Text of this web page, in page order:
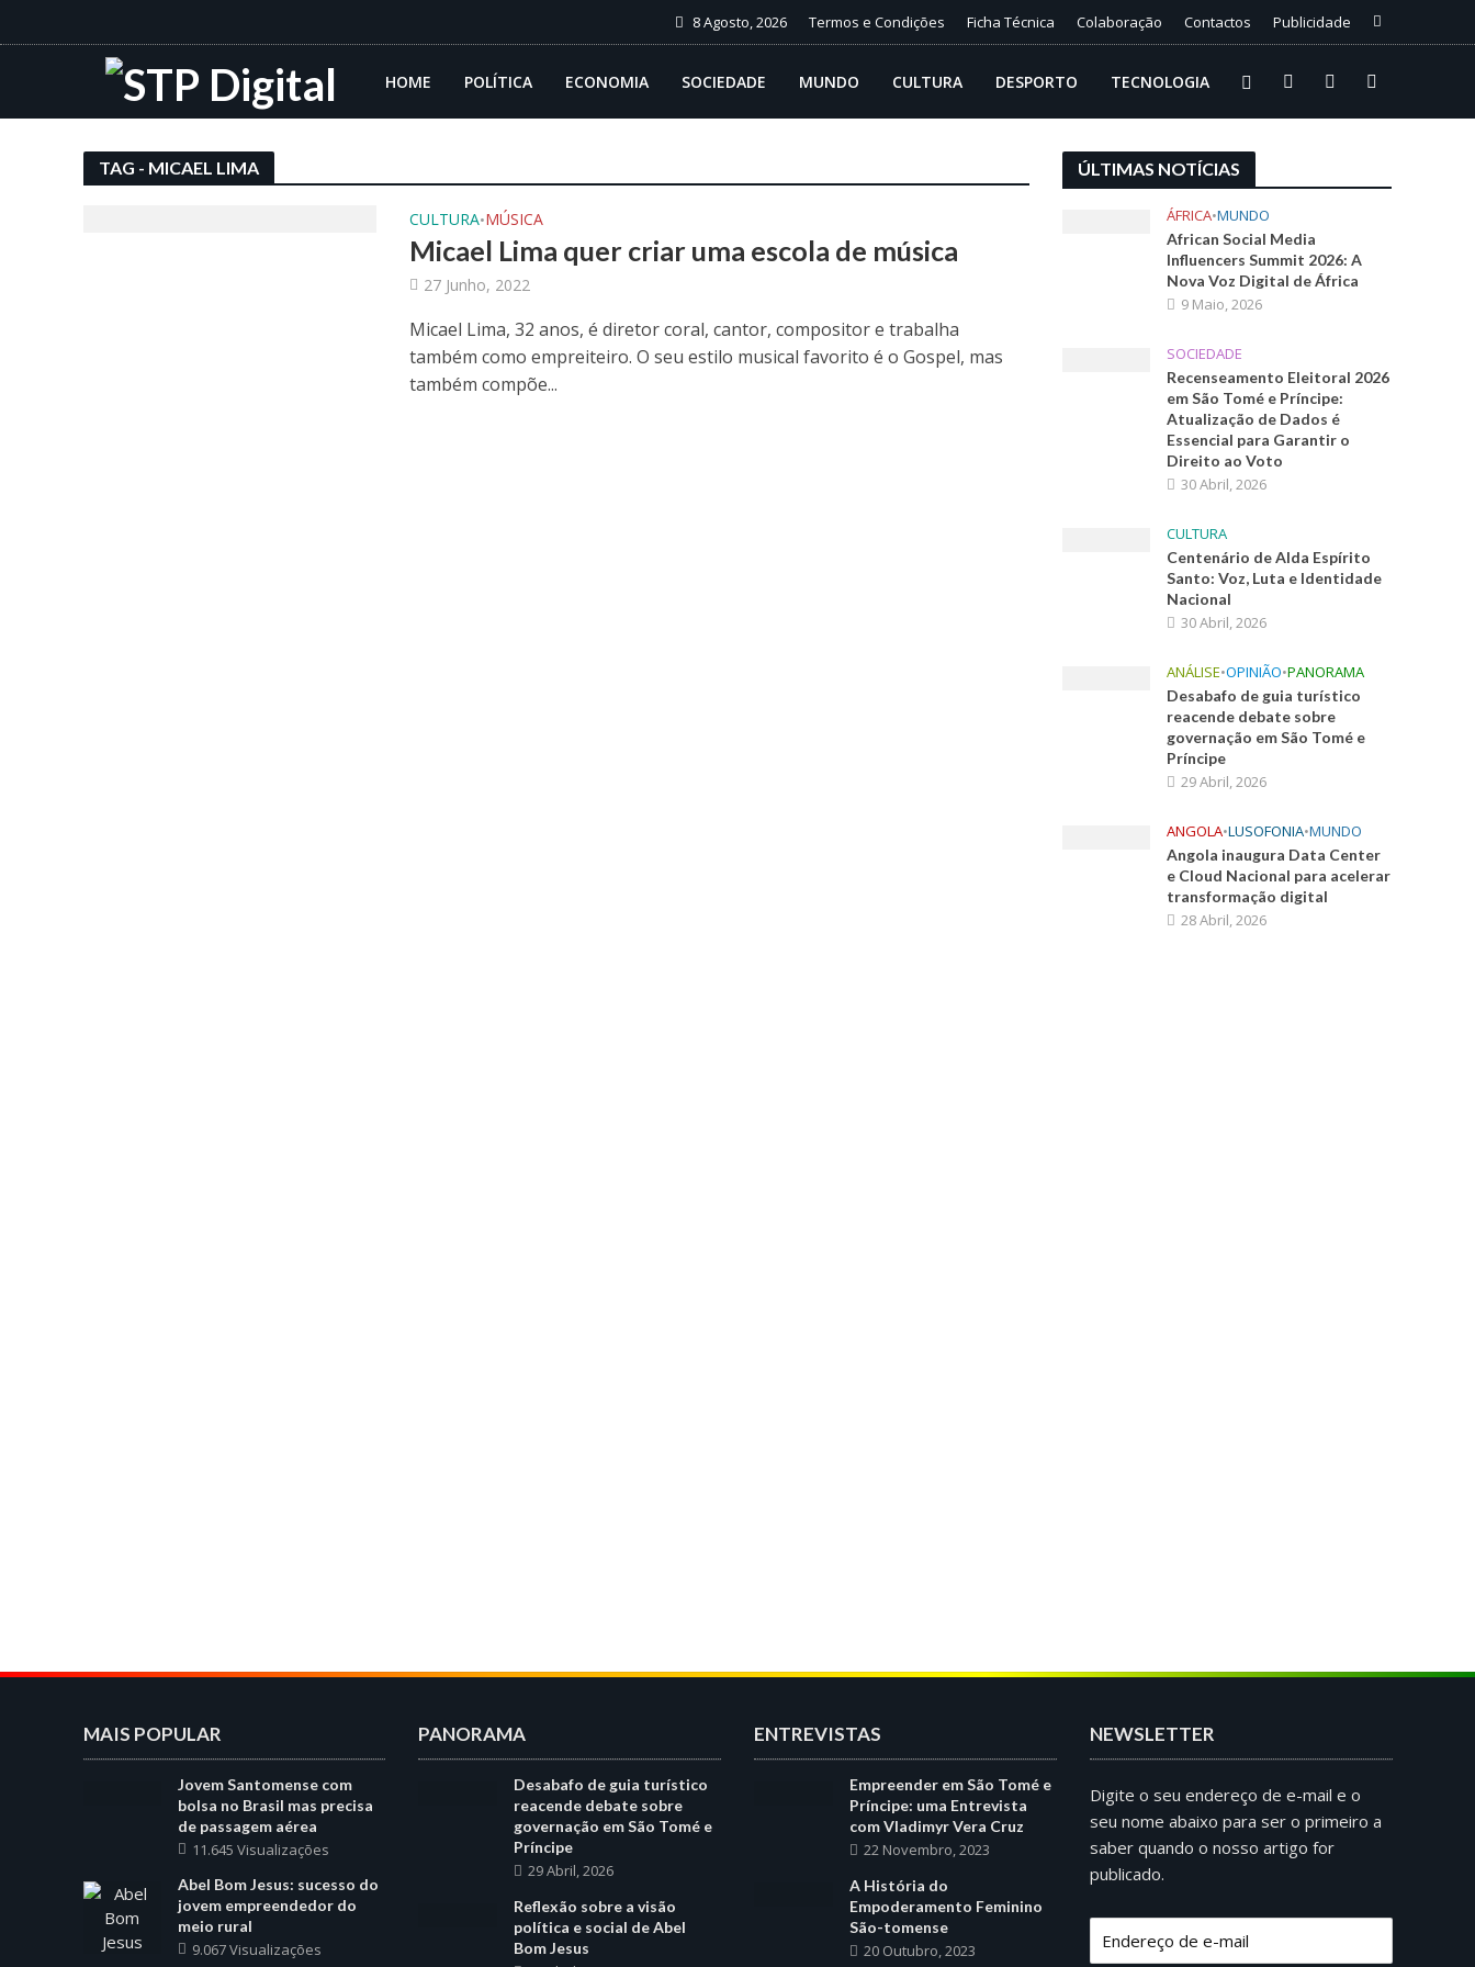
8 Agosto, 2026 Termos e Condições Ficha Técnica Colaboração Contactos Publicidade
HOME POLÍTICA ECONOMIA SOCIEDADE MUNDO CULTURA DESPORTO TECNOLOGIA
TAG - MICAEL LIMA
CULTURA•MÚSICA
Micael Lima quer criar uma escola de música
27 Junho, 2022
Micael Lima, 32 anos, é diretor coral, cantor, compositor e trabalha
também como empreiteiro. O seu estilo musical favorito é o Gospel, mas
também compõe...
ÚLTIMAS NOTÍCIAS
ÁFRICA•MUNDO
African Social Media
Influencers Summit 2026: A
Nova Voz Digital de África
9 Maio, 2026
SOCIEDADE
Recenseamento Eleitoral 2026
em São Tomé e Príncipe:
Atualização de Dados é
Essencial para Garantir o
Direito ao Voto
30 Abril, 2026
CULTURA
Centenário de Alda Espírito
Santo: Voz, Luta e Identidade
Nacional
30 Abril, 2026
ANÁLISE•OPINIÃO•PANORAMA
Desabafo de guia turístico
reacende debate sobre
governação em São Tomé e
Príncipe
29 Abril, 2026
ANGOLA•LUSOFONIA•MUNDO
Angola inaugura Data Center
e Cloud Nacional para acelerar
transformação digital
28 Abril, 2026
MAIS POPULAR
Jovem Santomense com
bolsa no Brasil mas precisa
de passagem aérea
11.645 Visualizações
Abel Bom Jesus: sucesso do
jovem empreendedor do
meio rural
9.067 Visualizações
PANORAMA
Desabafo de guia turístico
reacende debate sobre
governação em São Tomé e
Príncipe
29 Abril, 2026
Reflexão sobre a visão
política e social de Abel
Bom Jesus
ENTREVISTAS
Empreender em São Tomé e
Príncipe: uma Entrevista
com Vladimyr Vera Cruz
22 Novembro, 2023
A História do
Empoderamento Feminino
São-tomense
20 Outubro, 2023
NEWSLETTER
Digite o seu endereço de e-mail e o
seu nome abaixo para ser o primeiro a
saber quando o nosso artigo for
publicado.